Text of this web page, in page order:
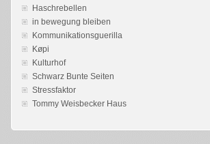
Haschrebellen
in bewegung bleiben
Kommunikationsguerilla
Køpi
Kulturhof
Schwarz Bunte Seiten
Stressfaktor
Tommy Weisbecker Haus